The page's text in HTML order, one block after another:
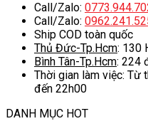
319.000
Call/Zalo:
Call/Zalo:
Ship COD toàn quốc
Thủ Đức-Tp.Hcm: 130
Bình Tân-Tp.Hcm: 224
Thời gian làm việc: Từ
đến 22h00
DANH MỤC HOT